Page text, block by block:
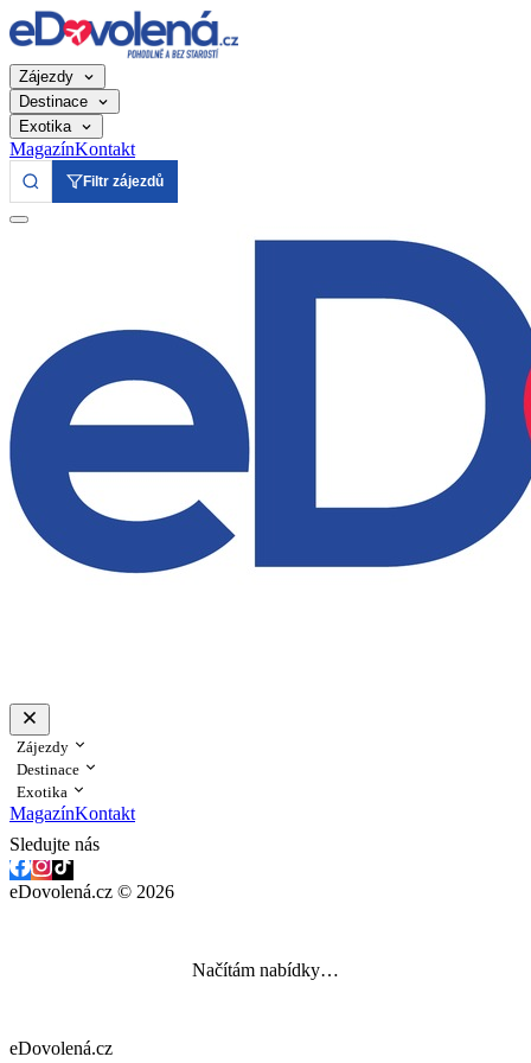
Zájezdy
Destinace
Exotika
MagazínKontakt
Filtr zájezdů
Zájezdy
Destinace
Exotika
MagazínKontakt
Sledujte nás
eDovolená.cz © 2026
Načítám nabídky…
eDovolená.cz